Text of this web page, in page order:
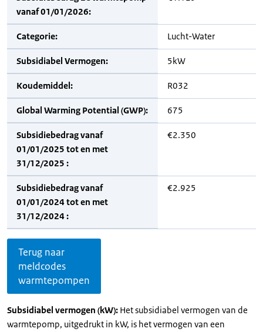
vanaf 01/01/2026:
Categorie: Lucht-Water
Subsidiabel Vermogen: 5kW
Koudemiddel: R032
Global Warming Potential (GWP): 675
Subsidiebedrag vanaf
01/01/2025 tot en met
31/12/2025 :
€2.350
Subsidiebedrag vanaf
01/01/2024 tot en met
31/12/2024 :
€2.925
Terug naar
meldcodes
warmtepompen
Subsidiabel vermogen (kW): Het subsidiabel vermogen van de
warmtepomp, uitgedrukt in kW, is het vermogen van een